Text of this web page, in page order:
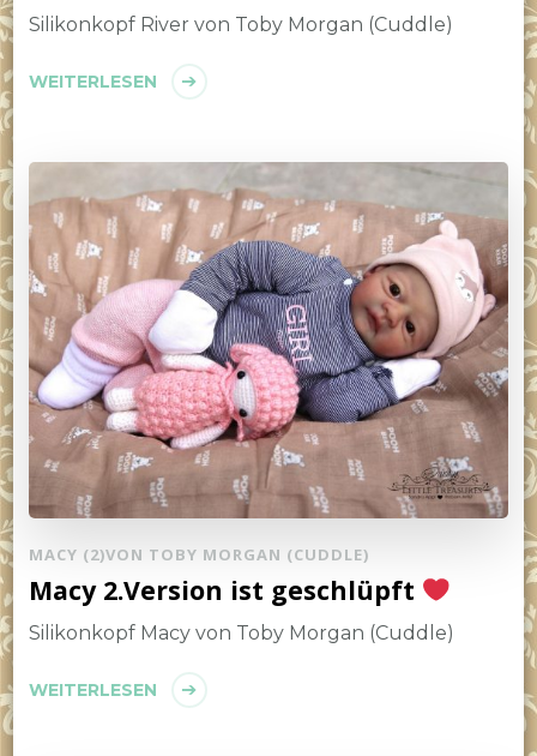
Silikonkopf River von Toby Morgan (Cuddle)
WEITERLESEN
MACY (2)VON TOBY MORGAN (CUDDLE)
Macy 2.Version ist geschlüpft
Silikonkopf Macy von Toby Morgan (Cuddle)
WEITERLESEN